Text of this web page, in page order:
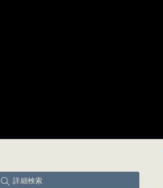
詳細検索